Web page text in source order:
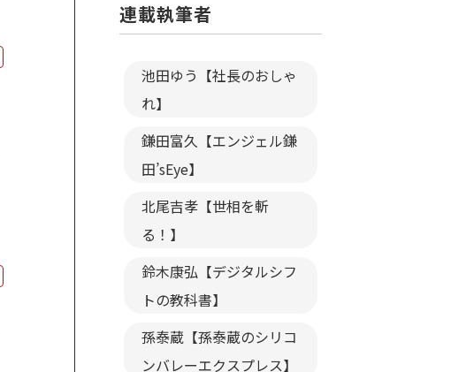
連載執筆者
池田ゆう【社長のおしゃ
れ】
鎌田富久【エンジェル鎌
田’sEye】
北尾吉孝【世相を斬
る！】
鈴木康弘【デジタルシフ
トの教科書】
孫泰蔵【孫泰蔵のシリコ
ンバレーエクスプレス】